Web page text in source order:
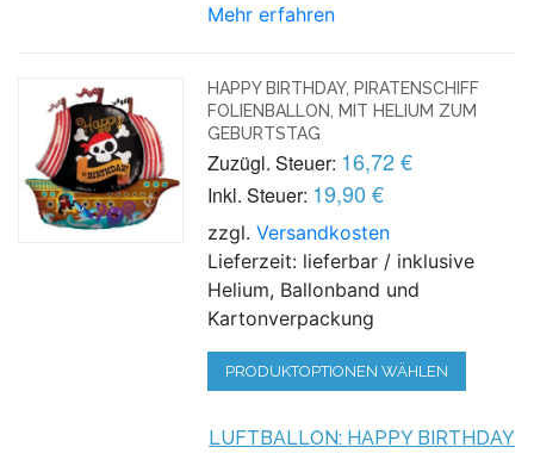
Mehr erfahren
HAPPY BIRTHDAY, PIRATENSCHIFF
FOLIENBALLON, MIT HELIUM ZUM
GEBURTSTAG
Zuzügl. Steuer: 16,72 €
Inkl. Steuer: 19,90 €
zzgl.Versandkosten
Lieferzeit: lieferbar / inklusive
Helium, Ballonband und
Kartonverpackung
PRODUKTOPTIONEN WÄHLEN
LUFTBALLON: HAPPY BIRTHDAY